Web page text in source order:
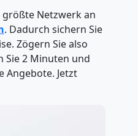
Netzwerk an
. Dadurch sichern Sie
Zögern Sie also
Sie 2 Minuten und
Angebote. Jetzt